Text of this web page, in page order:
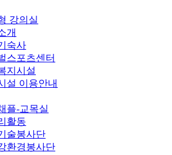
강의실
개
숙사
스포츠센터
지시설
설 이용안내
플-교목실
활동
술봉사단
환경봉사단